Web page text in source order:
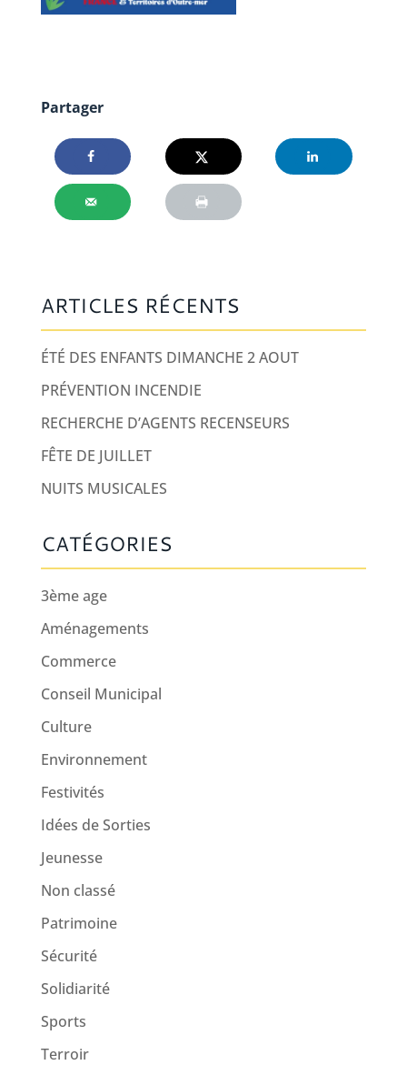
Partager
ARTICLES RÉCENTS
ÉTÉ DES ENFANTS DIMANCHE 2 AOUT
PRÉVENTION INCENDIE
RECHERCHE D’AGENTS RECENSEURS
FÊTE DE JUILLET
NUITS MUSICALES
CATÉGORIES
3ème age
Aménagements
Commerce
Conseil Municipal
Culture
Environnement
Festivités
Idées de Sorties
Jeunesse
Non classé
Patrimoine
Sécurité
Solidiarité
Sports
Terroir